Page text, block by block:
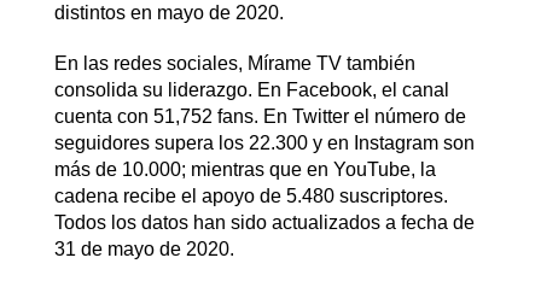
distintos en mayo de 2020.
En las redes sociales, Mírame TV también
consolida su liderazgo. En Facebook, el canal
cuenta con 51,752 fans. En Twitter el número de
seguidores supera los 22.300 y en Instagram son
más de 10.000; mientras que en YouTube, la
cadena recibe el apoyo de 5.480 suscriptores.
Todos los datos han sido actualizados a fecha de
31 de mayo de 2020.